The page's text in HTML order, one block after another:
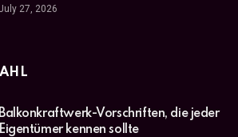
27, 2026
Balkonkraftwerk-Vorschriften, die jeder
Eigentümer kennen sollte